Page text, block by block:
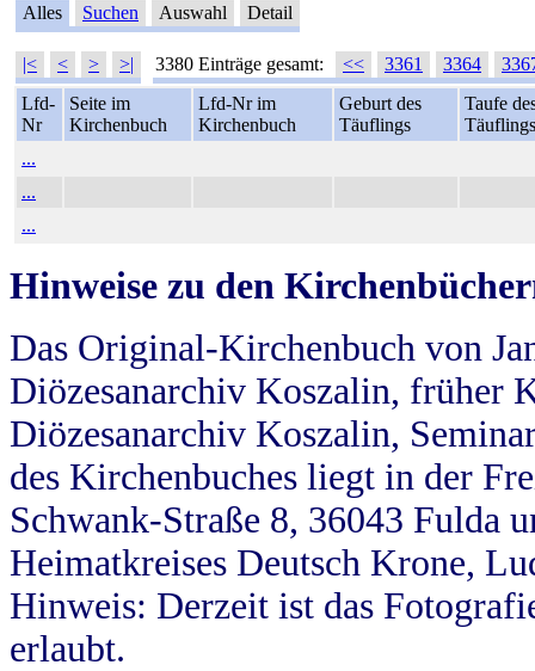
Alles Suchen Auswahl Detail
|< < > >| 3380 Einträge gesamt: << 3361 3364
Lfd-
Nr
Seite im
Kirchenbuch
Lfd-Nr im
Kirchenbuch
Geburt des
Täuflings
Taufe
Täuflings
...
...
...
Hinweise zu den
Das Original-Kirchenbuch von
Diözesanarchiv Koszalin, früher
Diözesanarchiv Koszalin,
des Kirchenbuches liegt in der
Schwank-Straße 8, 36043 Fulda
Heimatkreises Deutsch Krone,
Hinweis: Derzeit ist das
erlaubt.